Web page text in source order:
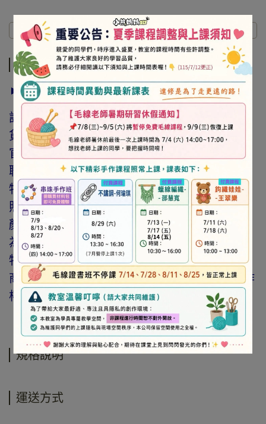
商品介紹 規格說明 運送方式
商品介紹
► 注意事項
訂購前請詳閱「線上訂購流程說明」及「退換
貨需知」，謝謝。
官網與門市同步銷售，如遇缺貨會由專人與您
聯繫。
特價商品，會員不再提供折扣優惠。
照片因拍攝光線與螢幕色差而有所差異，實際
顏色與網路呈現略有不同，將以實際出貨商品
為準。
特價品、客訂商品、毛線、緞帶、繩線、零碼
商品、工具、消耗性商品(如膠類…等)，與著作
權商品(如書籍…等)，恕不接受退換貨。
規格說明
運送方式